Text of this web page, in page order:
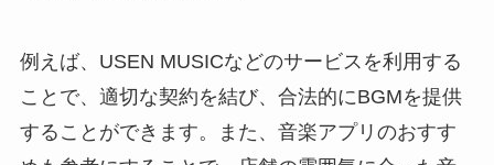
例えば、USEN MUSICなどのサービスを利用する
ことで、適切な契約を結び、合法的にBGMを提供
することができます。また、音楽アプリのおすす